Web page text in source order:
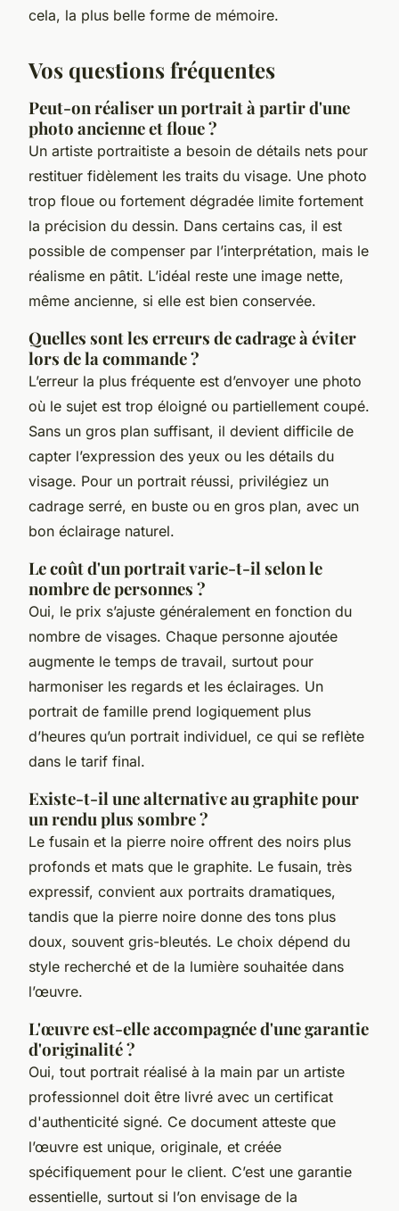
cela, la plus belle forme de mémoire.
Vos questions fréquentes
Peut-on réaliser un portrait à partir d'une
photo ancienne et floue ?
Un artiste portraitiste a besoin de détails nets pour
restituer fidèlement les traits du visage. Une photo
trop floue ou fortement dégradée limite fortement
la précision du dessin. Dans certains cas, il est
possible de compenser par l’interprétation, mais le
réalisme en pâtit. L’idéal reste une image nette,
même ancienne, si elle est bien conservée.
Quelles sont les erreurs de cadrage à éviter
lors de la commande ?
L’erreur la plus fréquente est d’envoyer une photo
où le sujet est trop éloigné ou partiellement coupé.
Sans un gros plan suffisant, il devient difficile de
capter l’expression des yeux ou les détails du
visage. Pour un portrait réussi, privilégiez un
cadrage serré, en buste ou en gros plan, avec un
bon éclairage naturel.
Le coût d'un portrait varie-t-il selon le
nombre de personnes ?
Oui, le prix s’ajuste généralement en fonction du
nombre de visages. Chaque personne ajoutée
augmente le temps de travail, surtout pour
harmoniser les regards et les éclairages. Un
portrait de famille prend logiquement plus
d’heures qu’un portrait individuel, ce qui se reflète
dans le tarif final.
Existe-t-il une alternative au graphite pour
un rendu plus sombre ?
Le fusain et la pierre noire offrent des noirs plus
profonds et mats que le graphite. Le fusain, très
expressif, convient aux portraits dramatiques,
tandis que la pierre noire donne des tons plus
doux, souvent gris-bleutés. Le choix dépend du
style recherché et de la lumière souhaitée dans
l’œuvre.
L'œuvre est-elle accompagnée d'une garantie
d'originalité ?
Oui, tout portrait réalisé à la main par un artiste
professionnel doit être livré avec un certificat
d'authenticité signé. Ce document atteste que
l’œuvre est unique, originale, et créée
spécifiquement pour le client. C’est une garantie
essentielle, surtout si l’on envisage de la